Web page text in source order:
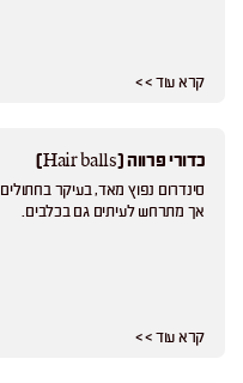
קרא עוד > >
כדורי פרווה (Hair balls)
סינדרום נפוץ מאד, בעיקר בחתולים
אך מתרחש לעיתים גם בכלבים.
קרא עוד > >